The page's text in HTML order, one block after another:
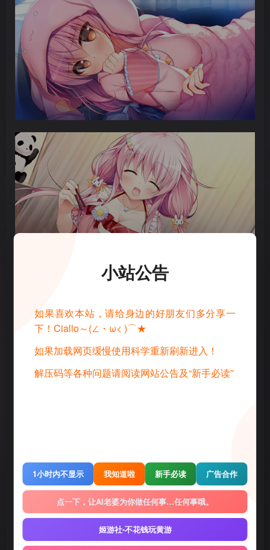
小站公告
如果喜欢本站，请给身边的好朋友们多分享一
下！Ciallo～(∠・ω< )⌒★
如果加载网页缓慢使用科学重新刷新进入！
解压码等各种问题请阅读网站公告及“新手必读”
1小时内不显示 我知道啦 新手必读 广告合作
点一下，让AI老婆为你做任何事…任何事哦。
姬游社-不花钱玩黄游